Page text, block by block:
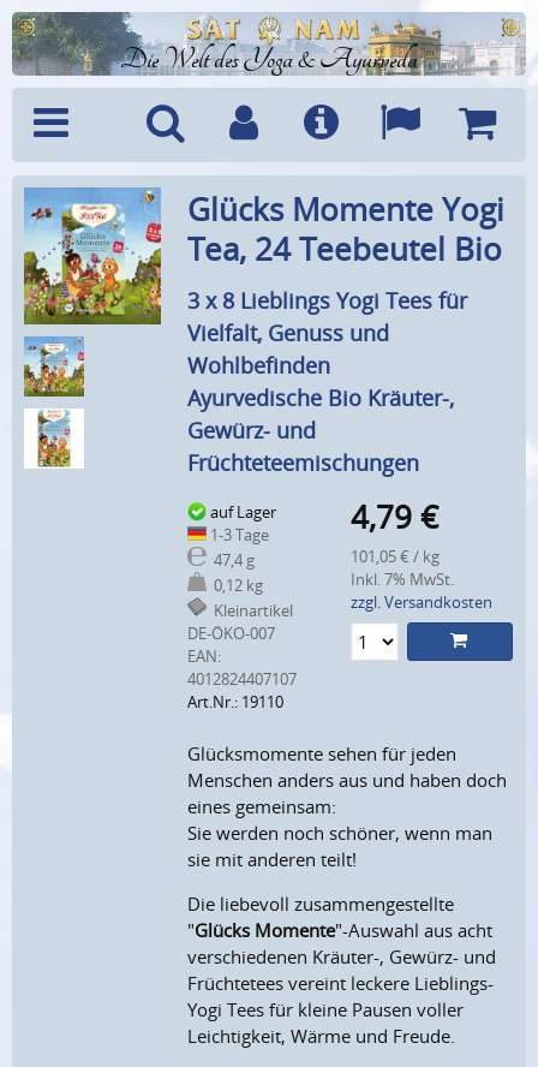
Die Welt des Yoga & Ayurveda
Menü SucheBenutzerkonto
Info Sprachen
Glücks Momente Yogi
Tea, 24 Teebeutel Bio
3 x 8 Lieblings Yogi Tees für
Vielfalt, Genuss und
Wohlbefinden
Ayurvedische Bio Kräuter-,
Gewürz- und
Früchteteemischungen
auf Lager
1-3 Tage
47,4 g
0,12 kg
Kleinartikel
DE-ÖKO-007
EAN:
4012824407107
Art.Nr.: 19110
4,79 €
101,05 € / kg
Inkl. 7% MwSt.
zzgl. Versandkosten
Glücksmomente sehen für jeden
Menschen anders aus und haben doch
eines gemeinsam:
Sie werden noch schöner, wenn man
sie mit anderen teilt!
Die liebevoll zusammengestellte
"Glücks Momente"-Auswahl aus acht
verschiedenen Kräuter-, Gewürz- und
Früchtetees vereint leckere Lieblings-
Yogi Tees für kleine Pausen voller
Leichtigkeit, Wärme und Freude.